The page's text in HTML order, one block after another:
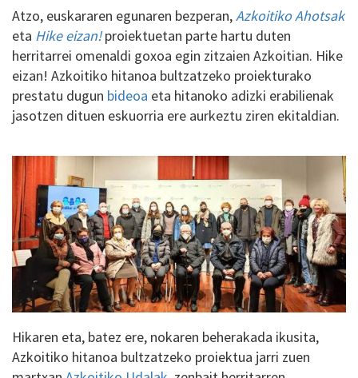
Atzo, euskararen egunaren bezperan,Azkoitiko Ahotsak
eta Hike eizan!proiektuetan parte hartu duten
herritarrei omenaldi goxoa egin zitzaien Azkoitian. Hike
eizan! Azkoitiko hitanoa bultzatzeko proiekturako
prestatu dugun bideoa eta hitanoko adizki erabilienak
jasotzen dituen eskuorria ere aurkeztu ziren ekitaldian.
Hikaren eta, batez ere, nokaren beherakada ikusita,
Azkoitiko hitanoa bultzatzeko proiektua jarri zuen